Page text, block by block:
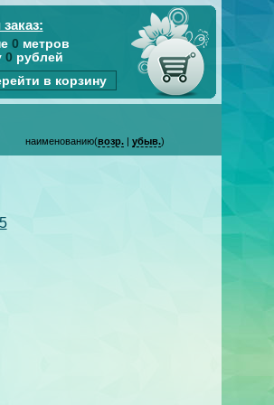
0 метров
0 рублей
в корзину
наименованию(возр.| убыв.)